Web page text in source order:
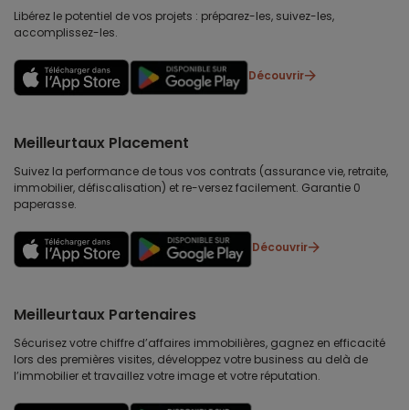
Libérez le potentiel de vos projets : préparez-les, suivez-les,
accomplissez-les.
Découvrir
Meilleurtaux Placement
Suivez la performance de tous vos contrats (assurance vie, retraite,
immobilier, défiscalisation) et re-versez facilement. Garantie 0
paperasse.
Découvrir
Meilleurtaux Partenaires
Sécurisez votre chiffre d’affaires immobilières, gagnez en efficacité
lors des premières visites, développez votre business au delà de
l’immobilier et travaillez votre image et votre réputation.